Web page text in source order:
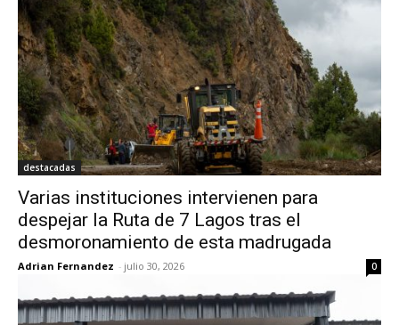
destacadas
Varias instituciones intervienen para
despejar la Ruta de 7 Lagos tras el
desmoronamiento de esta madrugada
Adrian Fernandez - julio 30, 2026 0